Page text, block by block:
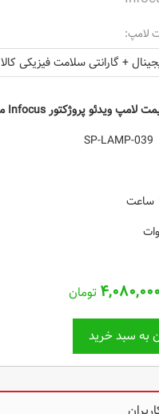
لامپ:
+ گارانتی سلامت فیزیکی کالا
لامپ ویدئو پروژکتور Infocus مدل IN2106EP
۴,۰۸۰,۰۰۰ تومان
به سبد خرید